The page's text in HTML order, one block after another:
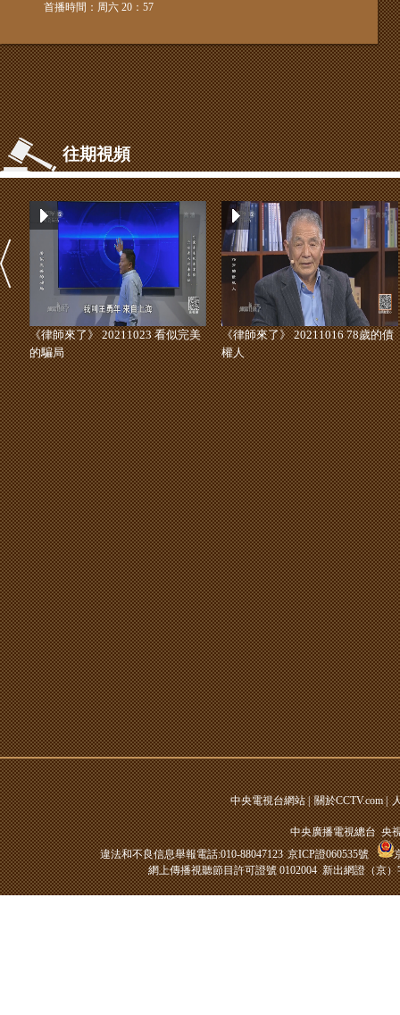
首播時間：周六 20：57
往期視頻
《律師來了》 20211023 看似完美
的騙局
《律師來了》 20211016 78歲的債
權人
中央電視台網站 | 關於CCTV.com |
中央廣播電視總台 央
違法和不良信息舉報電話:010-88047123 京ICP證060535號
網上傳播視聽節目許可證號 0102004 新出網證（京